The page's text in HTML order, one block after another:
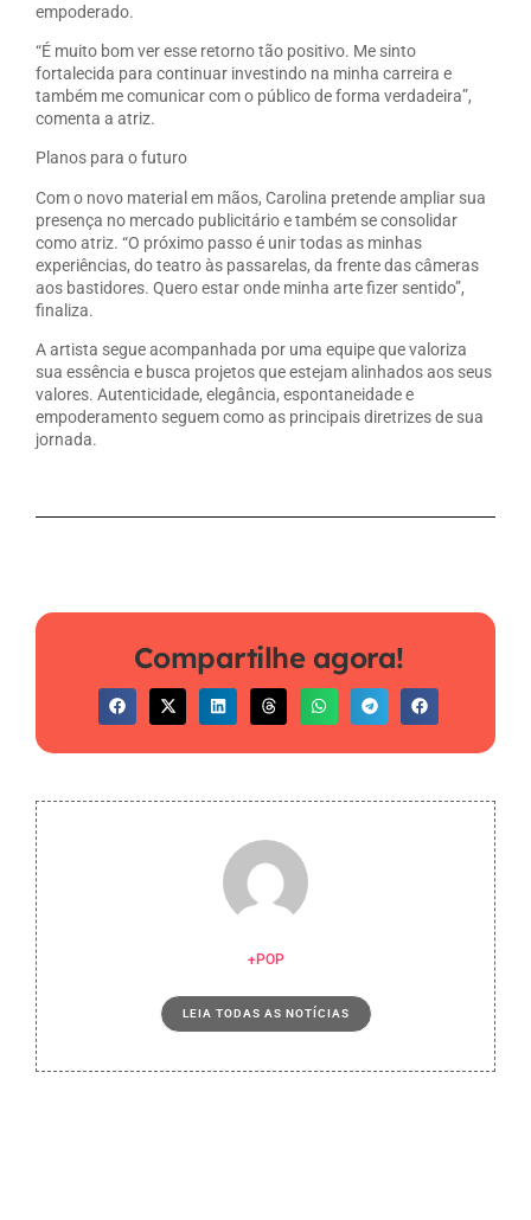
empoderado.
“É muito bom ver esse retorno tão positivo. Me sinto
fortalecida para continuar investindo na minha carreira e
também me comunicar com o público de forma verdadeira”,
comenta a atriz.
Planos para o futuro
Com o novo material em mãos, Carolina pretende ampliar sua
presença no mercado publicitário e também se consolidar
como atriz. “O próximo passo é unir todas as minhas
experiências, do teatro às passarelas, da frente das câmeras
aos bastidores. Quero estar onde minha arte fizer sentido”,
finaliza.
A artista segue acompanhada por uma equipe que valoriza
sua essência e busca projetos que estejam alinhados aos seus
valores. Autenticidade, elegância, espontaneidade e
empoderamento seguem como as principais diretrizes de sua
jornada.
Compartilhe agora!
+POP
LEIA TODAS AS NOTÍCIAS